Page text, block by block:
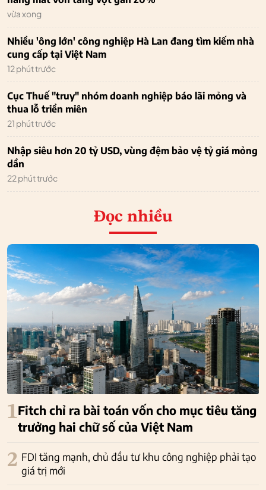
vừa xong
Nhiều 'ông lớn' công nghiệp Hà Lan đang tìm kiếm nhà
cung cấp tại Việt Nam
12 phút trước
Cục Thuế "truy" nhóm doanh nghiệp báo lãi mỏng và
thua lỗ triền miên
21 phút trước
Nhập siêu hơn 20 tỷ USD, vùng đệm bảo vệ tỷ giá mỏng
dần
22 phút trước
Đọc nhiều
1Fitch chỉ ra bài toán vốn cho mục tiêu tăng
trưởng hai chữ số của Việt Nam
2 FDI tăng mạnh, chủ đầu tư khu công nghiệp phải tạo
giá trị mới